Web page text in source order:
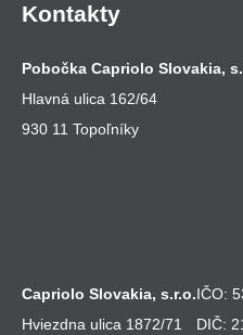
Kontakty
Pobočka Capriolo Slovakia,
Hlavná ulica 162/64
930 11 Topoľníky
Capriolo Slovakia, s.r.o.
Hviezdna ulica 1872/71
IČO:
DIČ: